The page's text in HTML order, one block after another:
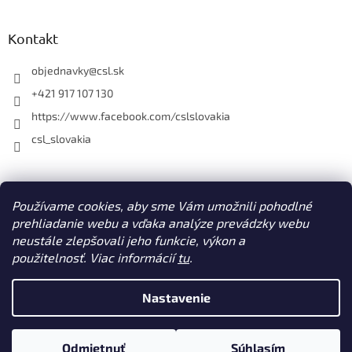
Používame cookies, aby sme Vám umožnili pohodlné
prehliadanie webu a vďaka analýze prevádzky webu
neustále zlepšovali jeho funkcie, výkon a
použitelnosť. Viac informáciítu.
Nastavenie
Odmietnuť Súhlasím
Kontakt
objednavky@csl.sk
+421 917 107 130
https://www.facebook.com/cslslovakia
csl_slovakia
Facebook
CSL s. r. o. www.csl.sk
Upraviť nastavenie cookies